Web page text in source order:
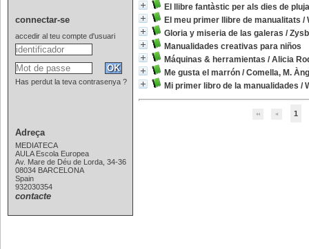
El llibre fantàstic per als dies de pluja
El meu primer llibre de manualitats /
Gloria y miseria de las galeras /
Manualidades creativas para niños
Máquinas & herramientas /Alicia
Me gusta el marrón /Comella, M.
Mi primer libro de la manualidades /
1
connectar-se
accedir al teu compte d'usuari
Has perdut la teva contrasenya ?
Adreça
MEDIATECA
AULA Escola Europea
Av. Mare de Déu de Lorda, 34-36
08034 BARCELONA
Spain
932030354
contacte